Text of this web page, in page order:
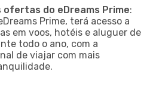
do eDreams Prime:
Prime, terá acesso a
em voos, hotéis e aluguer de
todo o ano, com a
de viajar com mais